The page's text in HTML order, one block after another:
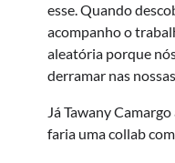
esse. Quando
acompanho o
aleatória porque
derramar nas
Já Tawany
faria uma collab